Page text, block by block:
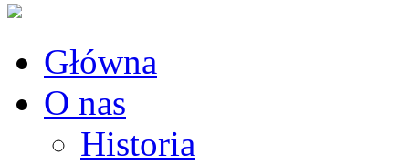
Główna
O nas
Historia